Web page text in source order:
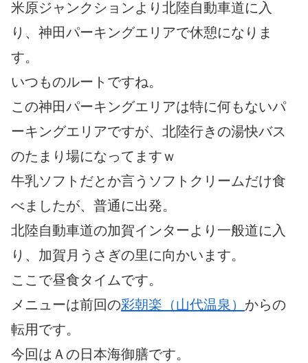
米原ジャンクションより北陸自動車道に入
り、神田パーキングエリアで休憩になりま
す。
いつものルートですね。
この神田パーキングエリアは特に何もないパ
ーキングエリアですが、北陸行きの湯快バス
のたまり場になってますｗ
牛乳ソフトだとか言うソフトクリームだけ食
べましたが、普通に出発。
北陸自動車道の加賀インターより一般道に入
り、加賀月うさぎの里に向かいます。
ここで昼食タイムです。
メニューは前回の彩朝楽（山代温泉） からの
転用です。
今回はＡの日本海御膳です。